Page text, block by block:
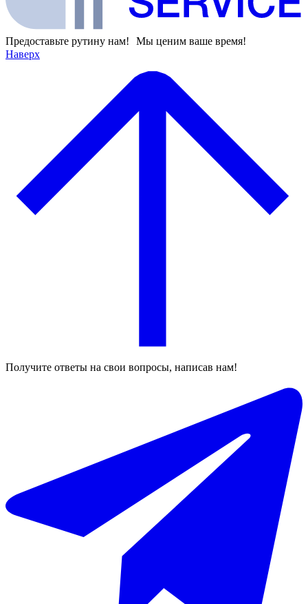
Предоставьте рутину нам! Мы ценим ваше время!
Наверх
Получите ответы на свои вопросы, написав нам!